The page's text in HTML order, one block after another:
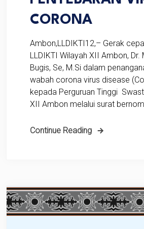
CORONA
Ambon,LLDIKTI12,– Gerak
LLDIKTI Wilayah XII Ambon, Dr.
Bugis, Se, M.Si dalam
wabah corona virus disease
kepada Perguruan Tinggi
XII Ambon melalui surat
Continue Reading